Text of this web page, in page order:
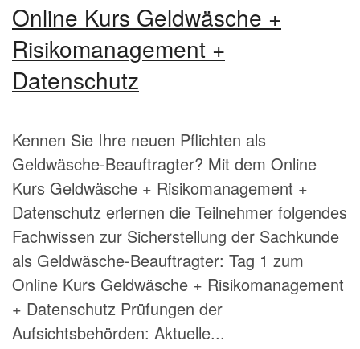
Online Kurs Geldwäsche +
Risikomanagement +
Datenschutz
Kennen Sie Ihre neuen Pflichten als
Geldwäsche-Beauftragter? Mit dem Online
Kurs Geldwäsche + Risikomanagement +
Datenschutz erlernen die Teilnehmer folgendes
Fachwissen zur Sicherstellung der Sachkunde
als Geldwäsche-Beauftragter: Tag 1 zum
Online Kurs Geldwäsche + Risikomanagement
+ Datenschutz Prüfungen der
Aufsichtsbehörden: Aktuelle...